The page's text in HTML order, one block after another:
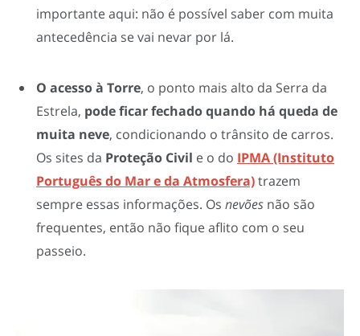
importante aqui: não é possível saber com muita
antecedência se vai nevar por lá.
O acesso à Torre, o ponto mais alto da Serra da
Estrela, pode ficar fechado quando há queda de
muita neve, condicionando o trânsito de carros.
Os sites da Proteção Civil e o do IPMA (Instituto
Português do Mar e da Atmosfera)trazem
sempre essas informações. Os nevões não são
frequentes, então não fique aflito com o seu
passeio.